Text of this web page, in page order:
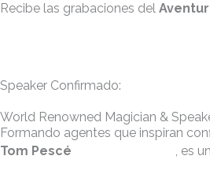
Recibe las grabaciones del
Speaker Confirmado:
World Renowned Magician &
Formando agentes que inspiran
Tom Pescé
, es